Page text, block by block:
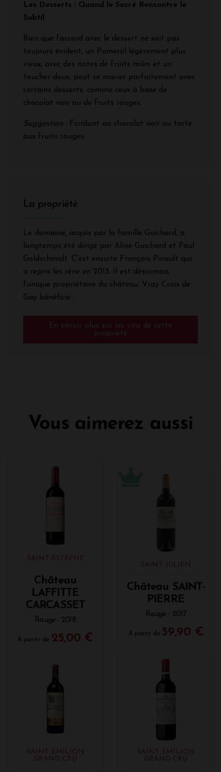
Les Desserts : Quand le Sucré Rencontre le
Subtil
Bien que l’accord avec le dessert ne soit pas
toujours évident, un Pomerol légèrement plus
vieux, avec des notes de fruits mûrs et un
toucher doux, peut se marier parfaitement avec
certains desserts, comme ceux à base de
chocolat noir ou de fruits rouges.
Suggestion : Fondant au chocolat noir ou tarte
aux fruits rouges.
La propriété
Le domaine, acquis par la famille Guichard, a
longtemps été dirigé par Aline Guichard et Paul
Goldschmidt. C'est ensuite François Pinault qui
a repris les rêne en 2013. Il est désormais
l'unique propriétaire du château. Vray Croix de
Gay bénéficie...
En savoir plus sur les vins de cette
propriété
Vous aimerez aussi
SAINT-ESTÈPHE
Château
LAFFITTE
CARCASSET
Rouge - 2018
A partir de 25,00 €
SAINT-JULIEN
Château SAINT-
PIERRE
Rouge - 2017
A partir de 59,90 €
SAINT-ÉMILION
GRAND CRU
SAINT-ÉMILION
GRAND CRU